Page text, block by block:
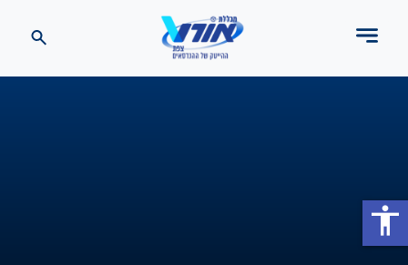
accessibility